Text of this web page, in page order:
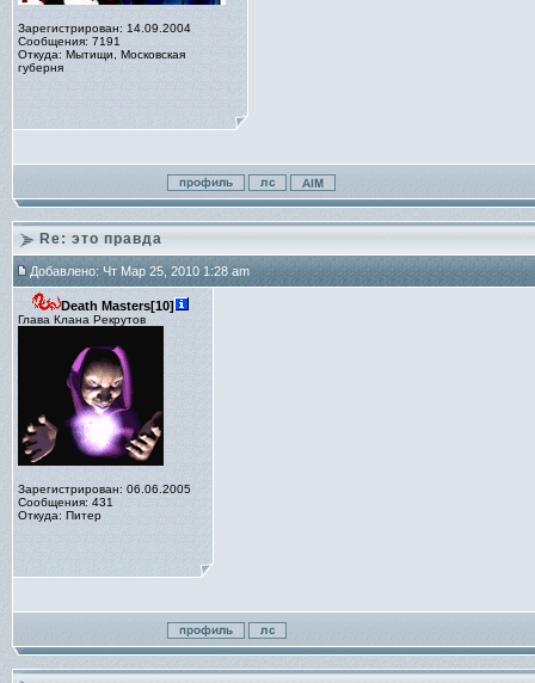
Зарегистрирован: 14.09.2004
Сообщения: 7191
Откуда: Мытищи, Московская
губерня
Re: это правда
Добавлено: Чт Мар 25, 2010 1:28 am
Death Masters[10]
Глава Клана Рекрутов
Зарегистрирован: 06.06.2005
Сообщения: 431
Откуда: Питер